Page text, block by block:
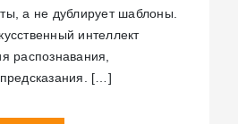
а не дублирует шаблоны.
интеллект
распознавания,
[…]